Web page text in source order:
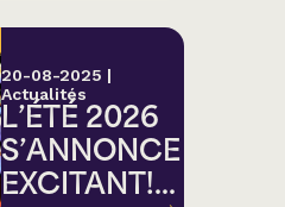
20-08-2025 |
Actualités
L’ÉTÉ 2026
S’ANNONCE
EXCITANT!...